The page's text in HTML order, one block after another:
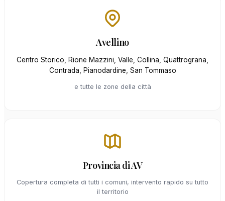
Avellino
Centro Storico, Rione Mazzini, Valle, Collina, Quattrograna,
Contrada, Pianodardine, San Tommaso
e tutte le zone della città
Provincia di AV
Copertura completa di tutti i comuni, intervento rapido su tutto
il territorio